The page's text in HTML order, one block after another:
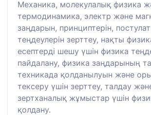
Механика, молекулалық физика
термодинамика, электр және
заңдарын, принциптерін,
теңдеулерін зерттеу, нақты
есептерді шешу үшін физика
пайдалану, физика заңдарының
техникада қолданылуын және
тексеру үшін зерттеу, талдау
зертханалық жұмыстар үшін
қолдану.